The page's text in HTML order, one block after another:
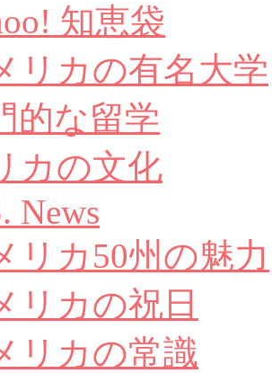
知恵袋
リカの有名大学
的な留学
カの文化
News
リカ50州の魅力
リカの祝日
リカの常識